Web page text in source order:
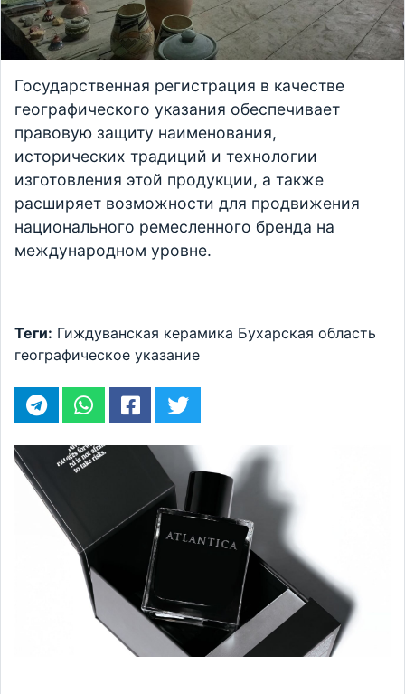
Государственная регистрация в качестве
географического указания обеспечивает
правовую защиту наименования,
исторических традиций и технологии
изготовления этой продукции, а также
расширяет возможности для продвижения
национального ремесленного бренда на
международном уровне.
Теги: Гиждуванская керамика Бухарская область
географическое указание